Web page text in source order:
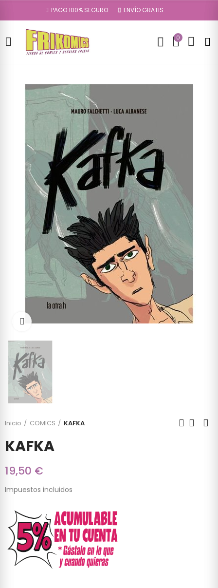
PAGO 100% SEGURO ENVÍO GRATIS
0
Click to enlarge
Inicio COMICS KAFKA
KAFKA
19,50 €
Impuestos incluidos